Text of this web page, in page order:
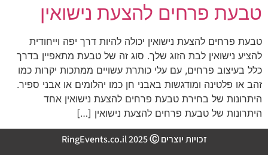
טבעת פרחים להצעת נישואין
טבעת פרחים להצעת נישואין יכולה להיות דרך יפה וייחודית
להציע נישואין לבת הזוג שלך. סוג זה של טבעת מתאפיין בדרך
כלל בעיצוב פרחים, עם עלי כותרת עשויים ממתכות יקרות כמו
זהב או פלטינה ומודגשות באבני חן כמו יהלומים או אבני ספיר.
היתרונות של בחירת טבעת פרחים להצעת נישואין אחד
היתרונות של טבעת פרחים להצעת נישואין […]
זכויות יוצרים RingEvents.co.il 2025 Ⓒ